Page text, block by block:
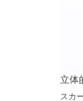
立体
スカ